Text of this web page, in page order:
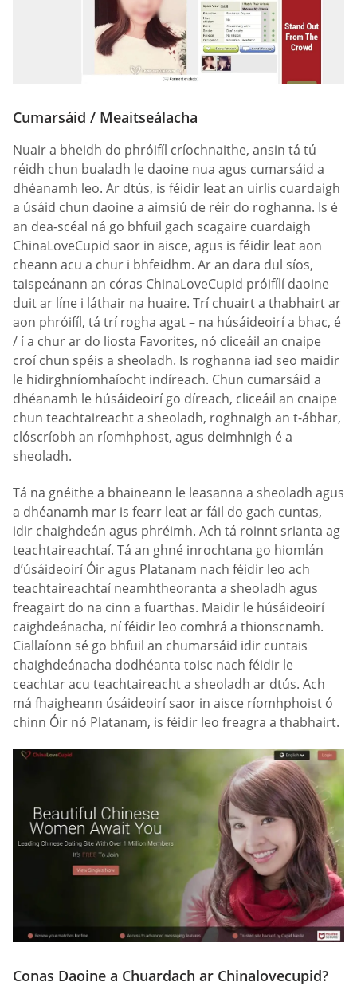
Cumarsáid / Meaitseálacha
Nuair a bheidh do phróifíl críochnaithe, ansin tá tú
réidh chun bualadh le daoine nua agus cumarsáid a
dhéanamh leo. Ar dtús, is féidir leat an uirlis cuardaigh
a úsáid chun daoine a aimsiú de réir do roghanna. Is é
an dea-scéal ná go bhfuil gach scagaire cuardaigh
ChinaLoveCupid saor in aisce, agus is féidir leat aon
cheann acu a chur i bhfeidhm. Ar an dara dul síos,
taispeánann an córas ChinaLoveCupid próifílí daoine
duit ar líne i láthair na huaire. Trí chuairt a thabhairt ar
aon phróifíl, tá trí rogha agat – na húsáideoirí a bhac, é
/ í a chur ar do liosta Favorites, nó cliceáil an cnaipe
croí chun spéis a sheoladh. Is roghanna iad seo maidir
le hidirghníomhaíocht indíreach. Chun cumarsáid a
dhéanamh le húsáideoirí go díreach, cliceáil an cnaipe
chun teachtaireacht a sheoladh, roghnaigh an t-ábhar,
clóscríobh an ríomhphost, agus deimhnigh é a
sheoladh.
Tá na gnéithe a bhaineann le leasanna a sheoladh agus
a dhéanamh mar is fearr leat ar fáil do gach cuntas,
idir chaighdeán agus phréimh. Ach tá roinnt srianta ag
teachtaireachtaí. Tá an ghné inrochtana go hiomlán
d’úsáideoirí Óir agus Platanam nach féidir leo ach
teachtaireachtaí neamhtheoranta a sheoladh agus
freagairt do na cinn a fuarthas. Maidir le húsáideoirí
caighdeánacha, ní féidir leo comhrá a thionscnamh.
Ciallaíonn sé go bhfuil an chumarsáid idir cuntais
chaighdeánacha dodhéanta toisc nach féidir le
ceachtar acu teachtaireacht a sheoladh ar dtús. Ach
má fhaigheann úsáideoirí saor in aisce ríomhphoist ó
chinn Óir nó Platanam, is féidir leo freagra a thabhairt.
Conas Daoine a Chuardach ar Chinalovecupid?